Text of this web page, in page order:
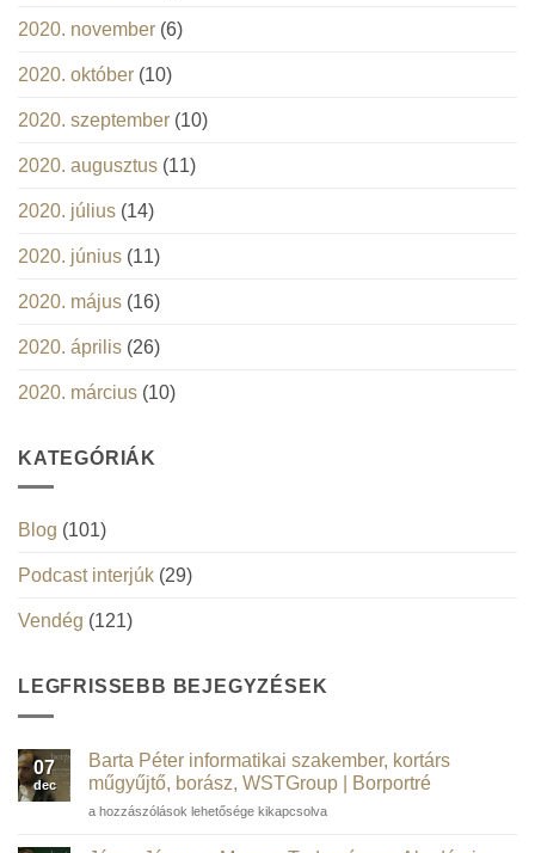
2020. november (6)
2020. október (10)
2020. szeptember (10)
2020. augusztus (11)
2020. július (14)
2020. június (11)
2020. május (16)
2020. április (26)
2020. március (10)
KATEGÓRIÁK
Blog (101)
Podcast interjúk (29)
Vendég (121)
LEGFRISSEBB BEJEGYZÉSEK
07
dec
Barta Péter informatikai szakember, kortárs
műgyűjtő, borász, WSTGroup | Borportré
Barta
a hozzászólások lehetősége kikapcsolva